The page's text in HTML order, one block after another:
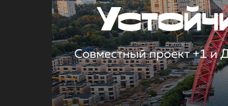
Совместный проект +1 и